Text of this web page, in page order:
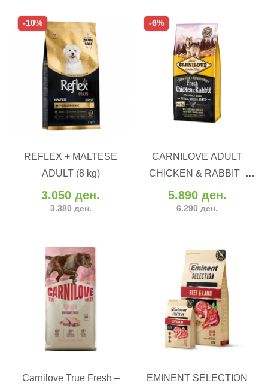
-10%
REFLEX + MALTESE
ADULT (8 kg)
3.050 ден.
3.380 ден.
Додај во желби
Додај за споредба
-6%
CARNILOVE ADULT
CHICKEN & RABBIT_
Пиле и зајак (12 kg)
5.890 ден.
6.290 ден.
Додај во желби
Додај за споредба
Carnilove True Fresh –
Додај во желби
EMINENT SELECTION
Додај во желби